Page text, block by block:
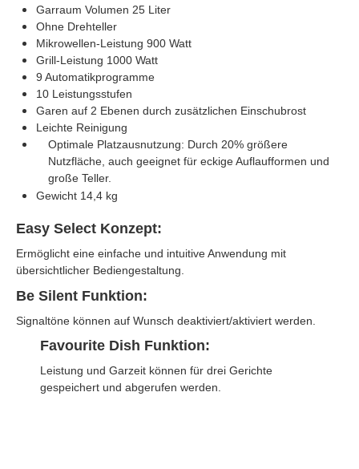
Garraum Volumen 25 Liter
Ohne Drehteller
Mikrowellen-Leistung 900 Watt
Grill-Leistung 1000 Watt
9 Automatikprogramme
10 Leistungsstufen
Garen auf 2 Ebenen durch zusätzlichen Einschubrost
Leichte Reinigung
Optimale Platzausnutzung: Durch 20% größere
Nutzfläche, auch geeignet für eckige Auflaufformen und
große Teller.
Gewicht 14,4 kg
Easy Select Konzept:
Ermöglicht eine einfache und intuitive Anwendung mit
übersichtlicher Bediengestaltung.
Be Silent Funktion:
Signaltöne können auf Wunsch deaktiviert/aktiviert werden.
Favourite Dish Funktion:
Leistung und Garzeit können für drei Gerichte
gespeichert und abgerufen werden.